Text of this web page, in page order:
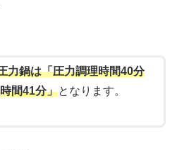
力鍋は「圧力調理時間40分
間41分」となります。